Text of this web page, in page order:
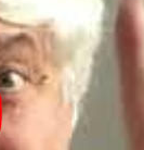
Sie eine 3-
haben.
Abschluss